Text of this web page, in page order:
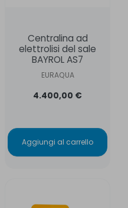
Centralina ad
elettrolisi del sale
BAYROL AS7
EURAQUA
4.400,00 €
Aggiungi al carrello